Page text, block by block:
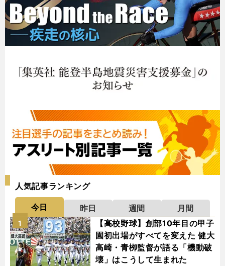
人気記事ランキング
今日 昨日 週間
月間
【高校野球】創部10年目の甲子
園初出場がすべてを変えた 健大
高崎・青栁監督が語る「機動破
壊」はこうして生まれた
1